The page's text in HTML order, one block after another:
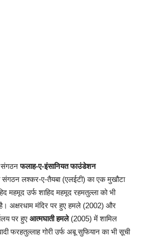
संगठनफलाह-ए-इंसानियतफाउंडेशन
लश्कर-ए-तैयबा (एलईटी) का एक मुखौटा
महमूद उर्फ शाहिद महमूद रहमतुल्ला को भी
है। अक्षरधाम मंदिर पर हुए हमले (2002) और
पर हुए आत्मघाती हमले(2005) में शामिल
फरहतुल्लाह गोरी उर्फ अबू सुफियान का भी सूची